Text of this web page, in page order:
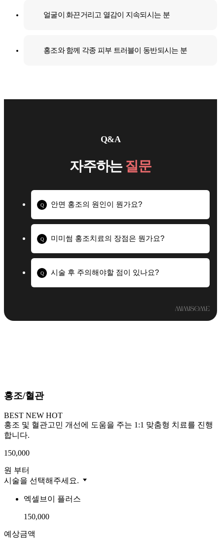
얼굴이 화끈거리고 열감이 지속되시는 분
홍조와 함께 각종 피부 트러블이 동반되시는 분
Q&A
자주하는 질문
Q 안면 홍조의 원인이 뭔가요?
Q 미미썸 홍조치료의 장점은 뭔가요?
Q 시술 후 주의해야할 점이 있나요?
홍조/혈관
BEST NEW HOT
홍조 및 혈관고민 개선에 도움을 주는 1:1 맞춤형 치료를 진행
합니다.
150,000
원 부터
시술을 선택해주세요.
엑셀브이 플러스
150,000
예상금액